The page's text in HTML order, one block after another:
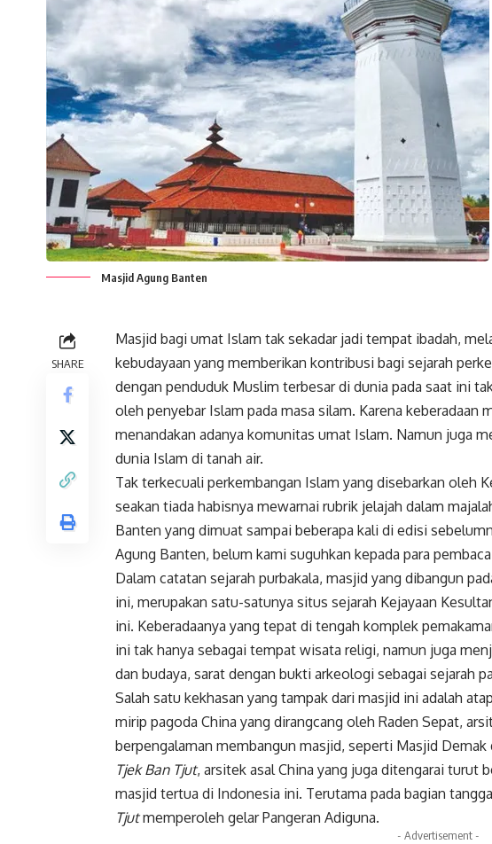
Masjid Agung Banten
SHARE
Masjid bagi umat Islam tak sekadar jadi tempat ibadah,
kebudayaan yang memberikan kontribusi bagi sejarah
dengan penduduk Muslim terbesar di dunia pada saat ini
oleh penyebar Islam pada masa silam. Karena keberadaan
menandakan adanya komunitas umat Islam. Namun juga
dunia Islam di tanah air.
Tak terkecuali perkembangan Islam yang disebarkan oleh
seakan tiada habisnya mewarnai rubrik jelajah dalam
Banten yang dimuat sampai beberapa kali di edisi
Agung Banten, belum kami suguhkan kepada para
Dalam catatan sejarah purbakala, masjid yang dibangun
ini, merupakan satu-satunya situs sejarah Kejayaan
ini. Keberadaanya yang tepat di tengah komplek
ini tak hanya sebagai tempat wisata religi, namun juga
dan budaya, sarat dengan bukti arkeologi sebagai sejarah
Salah satu kekhasan yang tampak dari masjid ini adalah
mirip pagoda China yang dirangcang oleh Raden Sepat,
berpengalaman membangun masjid, seperti Masjid
Tjek Ban Tjut, arsitek asal China yang juga ditengarai turut
masjid tertua di Indonesia ini. Terutama pada bagian
Tjutmemperoleh gelar Pangeran Adiguna.
- Advertisement -